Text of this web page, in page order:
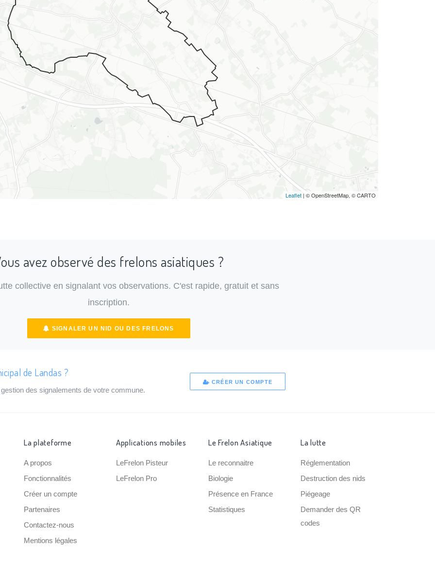
Leaflet | © OpenStreetMap, © CARTO
avez observé des frelons asiatiques ?
collective en signalant vos observations. C'est rapide, gratuit et sans
inscription.
SIGNALER UN NID OU DES FRELONS
de Landas ?
des signalements de votre commune.
CRÉER UN COMPTE
La plateforme
A propos
Fonctionnalités
Créer un compte
Partenaires
Contactez-nous
Mentions légales
Applications mobiles
LeFrelon Pisteur
LeFrelon Pro
Le Frelon Asiatique
Le reconnaitre
Biologie
Présence en France
Statistiques
La lutte
Réglementation
Destruction des nids
Piégeage
Demander des QR
codes